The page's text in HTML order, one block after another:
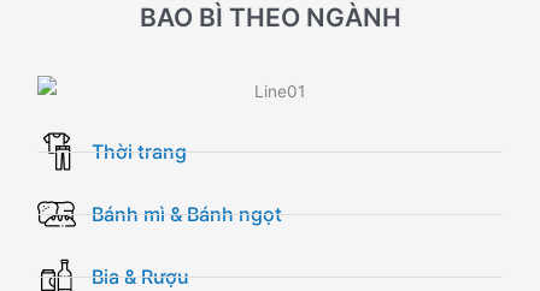
BAO BÌ THEO NGÀNH
Thời trang
Bánh mì & Bánh ngọt
Bia & Rượu